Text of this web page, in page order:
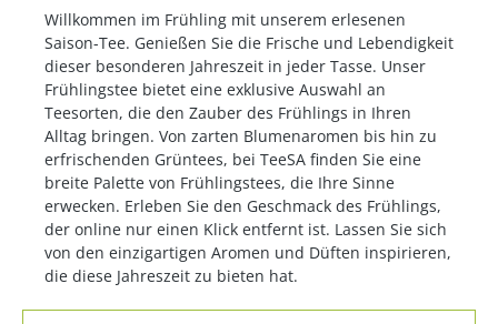
Willkommen im Frühling mit unserem erlesenen
Saison-Tee. Genießen Sie die Frische und Lebendigkeit
dieser besonderen Jahreszeit in jeder Tasse. Unser
Frühlingstee bietet eine exklusive Auswahl an
Teesorten, die den Zauber des Frühlings in Ihren
Alltag bringen. Von zarten Blumenaromen bis hin zu
erfrischenden Grüntees, bei TeeSA finden Sie eine
breite Palette von Frühlingstees, die Ihre Sinne
erwecken. Erleben Sie den Geschmack des Frühlings,
der online nur einen Klick entfernt ist. Lassen Sie sich
von den einzigartigen Aromen und Düften inspirieren,
die diese Jahreszeit zu bieten hat.